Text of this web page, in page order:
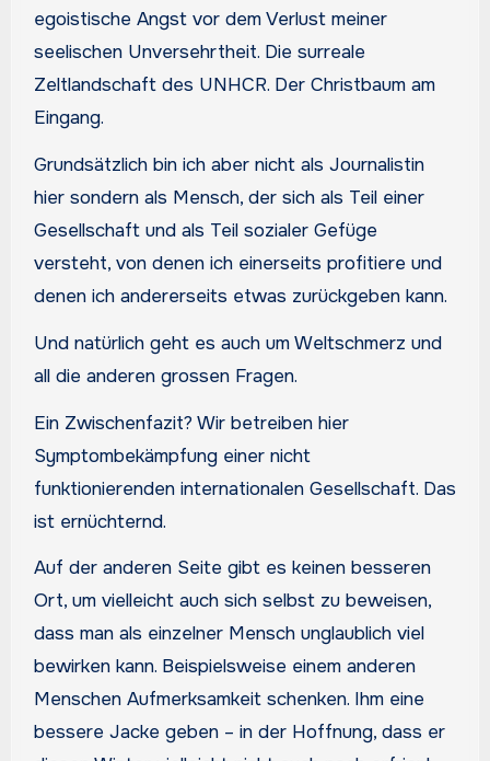
egoistische Angst vor dem Verlust meiner
seelischen Unversehrtheit. Die surreale
Zeltlandschaft des UNHCR. Der Christbaum am
Eingang.
Grundsätzlich bin ich aber nicht als Journalistin
hier sondern als Mensch, der sich als Teil einer
Gesellschaft und als Teil sozialer Gefüge
versteht, von denen ich einerseits profitiere und
denen ich andererseits etwas zurückgeben kann.
Und natürlich geht es auch um Weltschmerz und
all die anderen grossen Fragen.
Ein Zwischenfazit? Wir betreiben hier
Symptombekämpfung einer nicht
funktionierenden internationalen Gesellschaft. Das
ist ernüchternd.
Auf der anderen Seite gibt es keinen besseren
Ort, um vielleicht auch sich selbst zu beweisen,
dass man als einzelner Mensch unglaublich viel
bewirken kann. Beispielsweise einem anderen
Menschen Aufmerksamkeit schenken. Ihm eine
bessere Jacke geben – in der Hoffnung, dass er